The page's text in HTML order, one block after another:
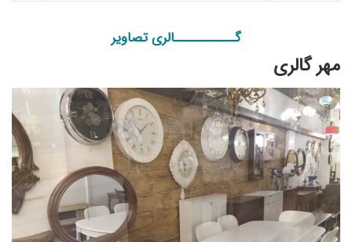
گـــــــــــالری تصاویر
مهر گالری